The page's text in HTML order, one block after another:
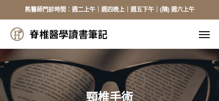
熊醫師門診時間：週二上午｜週四晚上｜週五下午｜(隔) 週六上午
脊椎醫學讀書筆記
頸椎手術
脊椎醫學讀書筆記
線上掛號 來電掛號
加入Line 臉書